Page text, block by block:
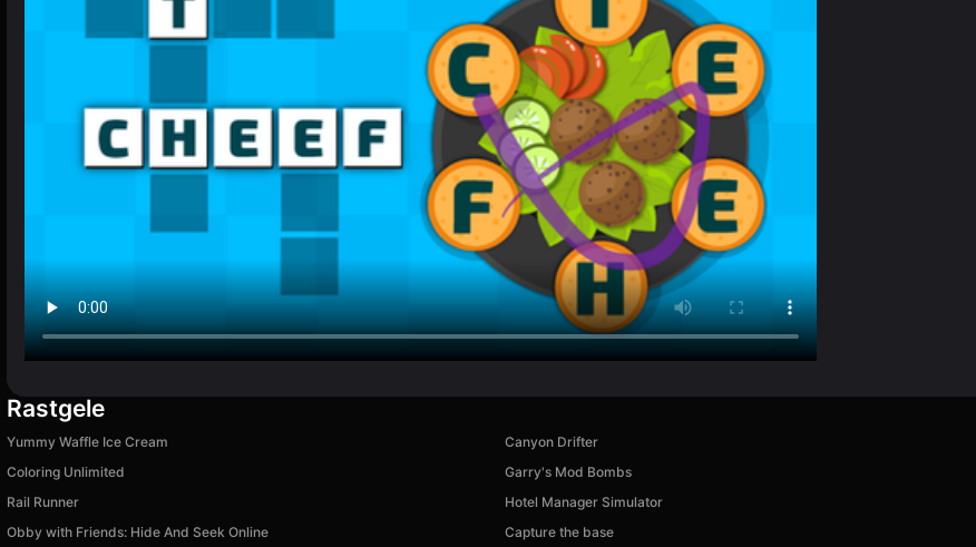
Rastgele
Yummy Waffle Ice Cream Canyon Drifter
Coloring Unlimited
Garry's Mod Bombs
Rail Runner
Hotel Manager Simulator
Obby with Friends: Hide And Seek Online
Capture the base